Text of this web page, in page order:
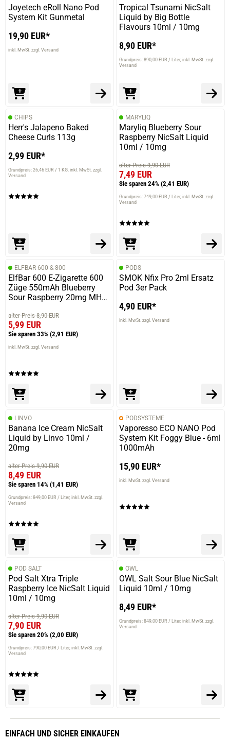
Joyetech eRoll Nano Pod
System Kit Gunmetal
19,90 EUR*
inkl. MwSt. zzgl. Versand
Tropical Tsunami NicSalt
Liquid by Big Bottle
Flavours 10ml / 10mg
8,90 EUR*
Grundpreis: 890,00 EUR / Liter inkl. MwSt. zzgl.
Versand
CHIPS
Herr's Jalapeno Baked
Cheese Curls 113g
2,99 EUR*
Grundpreis: 26,46 EUR / 1 KG inkl. MwSt. zzgl.
Versand
MARYLIQ
Maryliq Blueberry Sour
Raspberry NicSalt Liquid
10ml / 10mg
alter Preis 9,90 EUR
7,49 EUR
Sie sparen 24% (2,41 EUR)
Grundpreis: 749,00 EUR / Liter inkl. MwSt. zzgl.
Versand
ELFBAR 600 & 800
ElfBar 600 E-Zigarette 600
Züge 550mAh Blueberry
Sour Raspberry 20mg MHD
alter Preis 8,90 EUR
5,99 EUR
Sie sparen 33% (2,91 EUR)
inkl. MwSt. zzgl. Versand
PODS
SMOK Nfix Pro 2ml Ersatz
Pod 3er Pack
4,90 EUR*
inkl. MwSt. zzgl. Versand
LINVO
Banana Ice Cream NicSalt
Liquid by Linvo 10ml /
20mg
alter Preis 9,90 EUR
8,49 EUR
Sie sparen 14% (1,41 EUR)
Grundpreis: 849,00 EUR / Liter inkl. MwSt. zzgl.
Versand
PODSYSTEME
Vaporesso ECO NANO Pod
System Kit Foggy Blue - 6ml
1000mAh
15,90 EUR*
inkl. MwSt. zzgl. Versand
POD SALT
Pod Salt Xtra Triple
Raspberry Ice NicSalt Liquid
10ml / 10mg
alter Preis 9,90 EUR
7,90 EUR
Sie sparen 20% (2,00 EUR)
Grundpreis: 790,00 EUR / Liter inkl. MwSt. zzgl.
Versand
OWL
OWL Salt Sour Blue NicSalt
Liquid 10ml / 10mg
8,49 EUR*
Grundpreis: 849,00 EUR / Liter inkl. MwSt. zzgl.
Versand
EINFACH UND SICHER EINKAUFEN